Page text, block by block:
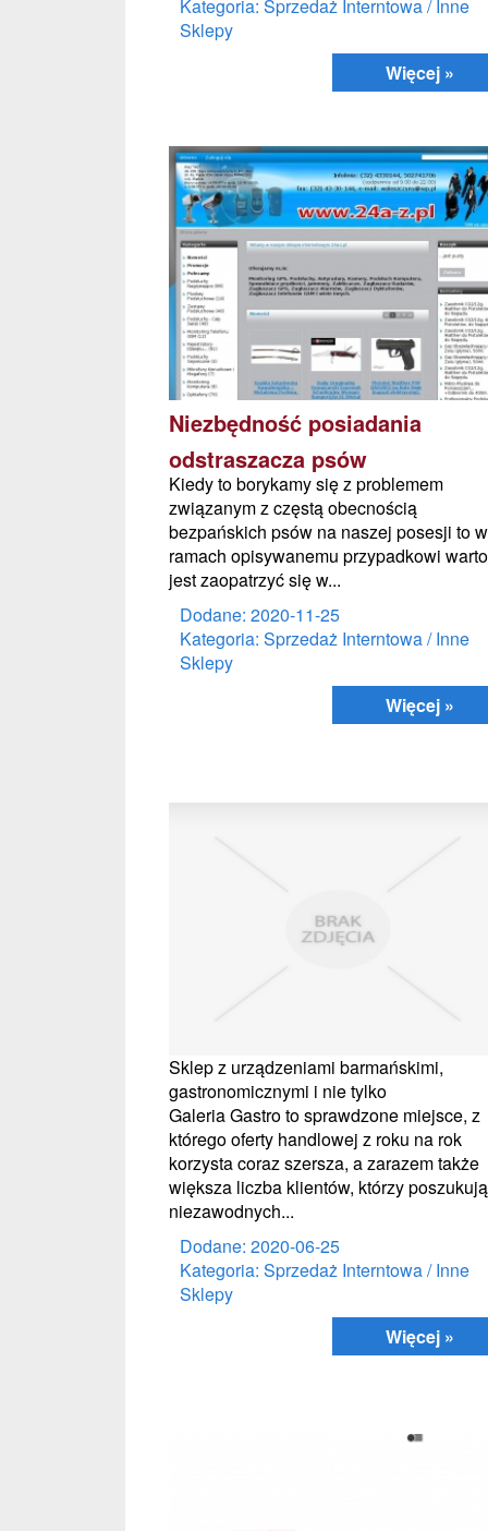
Kategoria: Sprzedaż Interntowa / Inne
Sklepy
Więcej »
Niezbędność posiadania
odstraszacza psów
Kiedy to borykamy się z problemem
związanym z częstą obecnością
bezpańskich psów na naszej posesji to w
ramach opisywanemu przypadkowi warto
jest zaopatrzyć się w...
Dodane: 2020-11-25
Kategoria: Sprzedaż Interntowa / Inne
Sklepy
Więcej »
Sklep z urządzeniami barmańskimi,
gastronomicznymi i nie tylko
Galeria Gastro to sprawdzone miejsce, z
którego oferty handlowej z roku na rok
korzysta coraz szersza, a zarazem także
większa liczba klientów, którzy poszukują
niezawodnych...
Dodane: 2020-06-25
Kategoria: Sprzedaż Interntowa / Inne
Sklepy
Więcej »